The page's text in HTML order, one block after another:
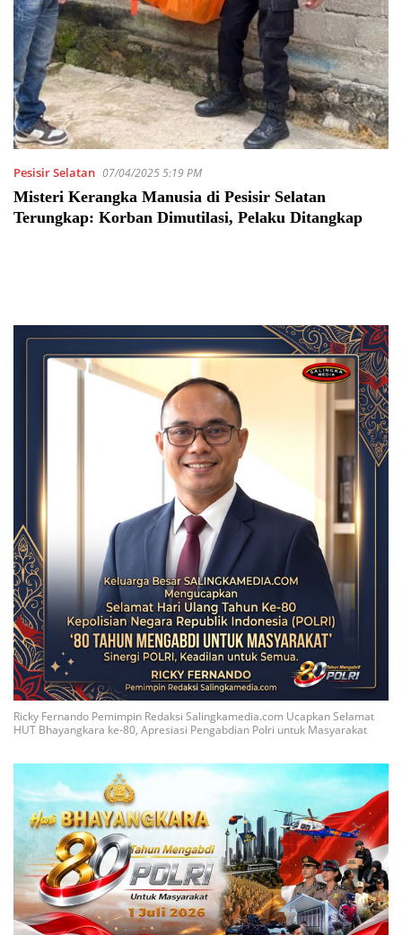
Pesisir Selatan 07/04/2025 5:19 PM
Misteri Kerangka Manusia di Pesisir Selatan
Terungkap: Korban Dimutilasi, Pelaku Ditangkap
Ricky Fernando Pemimpin Redaksi Salingkamedia.com Ucapkan Selamat
HUT Bhayangkara ke-80, Apresiasi Pengabdian Polri untuk Masyarakat